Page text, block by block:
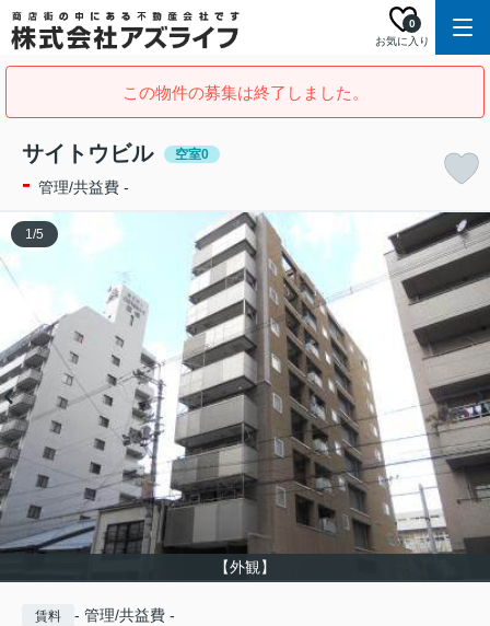
お気に入り
0
この物件の募集は終了しました。
サイトウビル 空室0
- 管理/共益費 -
【外観】
1/5
賃料 - 管理/共益費 -